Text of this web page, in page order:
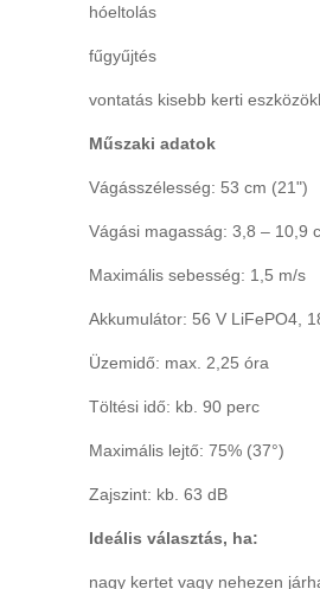
hóeltolás
fűgyűjtés
vontatás kisebb kerti
Műszaki adatok
Vágásszélesség: 53 cm (21")
Vágási magasság: 3,8 – 10,9
Maximális sebesség: 1,5 m/s
Akkumulátor: 56 V LiFePO4,
Üzemidő: max. 2,25 óra
Töltési idő: kb. 90 perc
Maximális lejtő: 75% (37°)
Zajszint: kb. 63 dB
Ideális választás, ha:
nagy kertet vagy nehezen